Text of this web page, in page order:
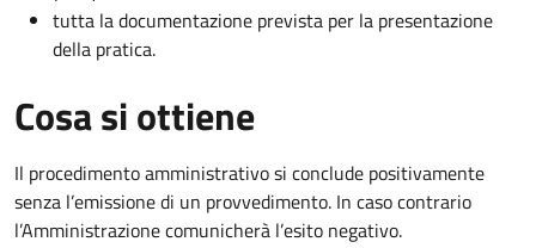
tutta la documentazione prevista per la presentazione
della pratica.
Cosa si ottiene
Il procedimento amministrativo si conclude positivamente
senza l’emissione di un provvedimento. In caso contrario
l’Amministrazione comunicherà l’esito negativo.